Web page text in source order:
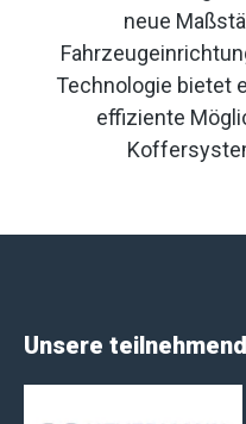
neue
Technologie bietet
effiziente
Unsere